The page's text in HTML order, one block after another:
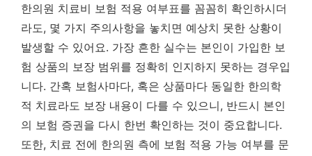
한의원 치료비 보험 적용 여부표를 꼼꼼히 확인하시더
라도, 몇 가지 주의사항을 놓치면 예상치 못한 상황이
발생할 수 있어요. 가장 흔한 실수는 본인이 가입한 보
험 상품의 보장 범위를 정확히 인지하지 못하는 경우입
니다. 간혹 보험사마다, 혹은 상품마다 동일한 한의학
적 치료라도 보장 내용이 다를 수 있으니, 반드시 본인
의 보험 증권을 다시 한번 확인하는 것이 중요합니다.
또한, 치료 전에 한의원 측에 보험 적용 가능 여부를 문